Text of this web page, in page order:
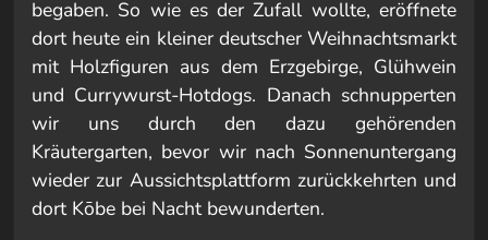
begaben. So wie es der Zufall wollte, eröffnete
dort heute ein kleiner deutscher Weihnachtsmarkt
mit Holzfiguren aus dem Erzgebirge, Glühwein
und Currywurst-Hotdogs. Danach schnupperten
wir uns durch den dazu gehörenden
Kräutergarten, bevor wir nach Sonnenuntergang
wieder zur Aussichtsplattform zurückkehrten und
dort Kōbe bei Nacht bewunderten.